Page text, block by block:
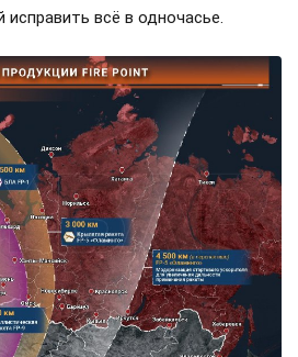
исправить всё в одночасье.